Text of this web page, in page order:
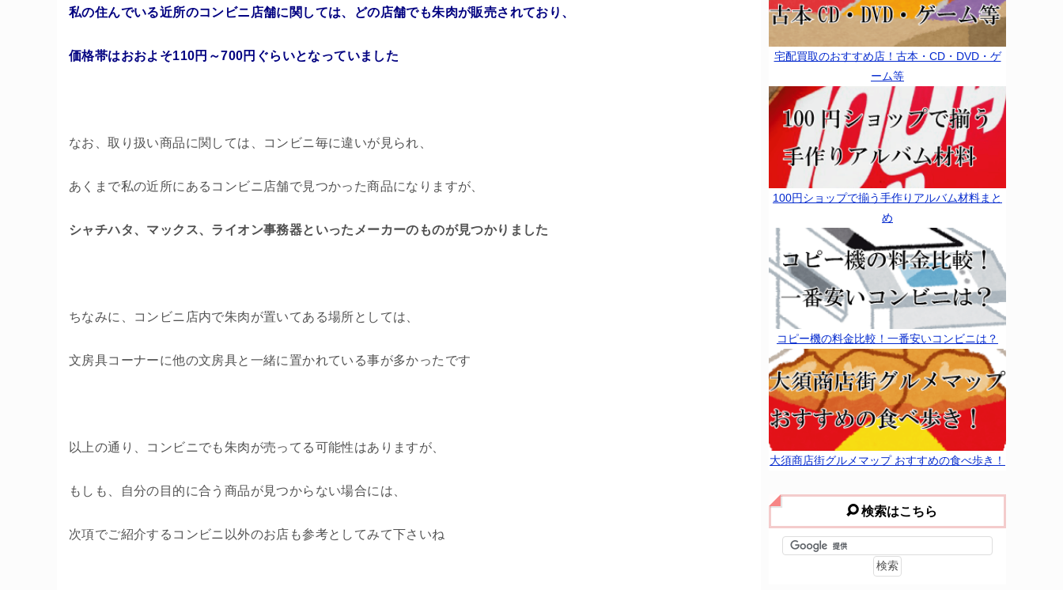
私の住んでいる近所のコンビニ店舗に関しては、どの店舗でも朱肉が販売されており、
価格帯はおおよそ110円～700円ぐらいとなっていました
なお、取り扱い商品に関しては、コンビニ毎に違いが見られ、
あくまで私の近所にあるコンビニ店舗で見つかった商品になりますが、
シャチハタ、マックス、ライオン事務器といったメーカーのものが見つかりました
ちなみに、コンビニ店内で朱肉が置いてある場所としては、
文房具コーナーに他の文房具と一緒に置かれている事が多かったです
以上の通り、コンビニでも朱肉が売ってる可能性はありますが、
もしも、自分の目的に合う商品が見つからない場合には、
次項でご紹介するコンビニ以外のお店も参考としてみて下さいね
宅配買取のおすすめ店！古本・CD・DVD・ゲ
ーム等
100円ショップで揃う手作りアルバム材料まと
め
コピー機の料金比較！一番安いコンビニは？
大須商店街グルメマップ おすすめの食べ歩き！
検索はこちら